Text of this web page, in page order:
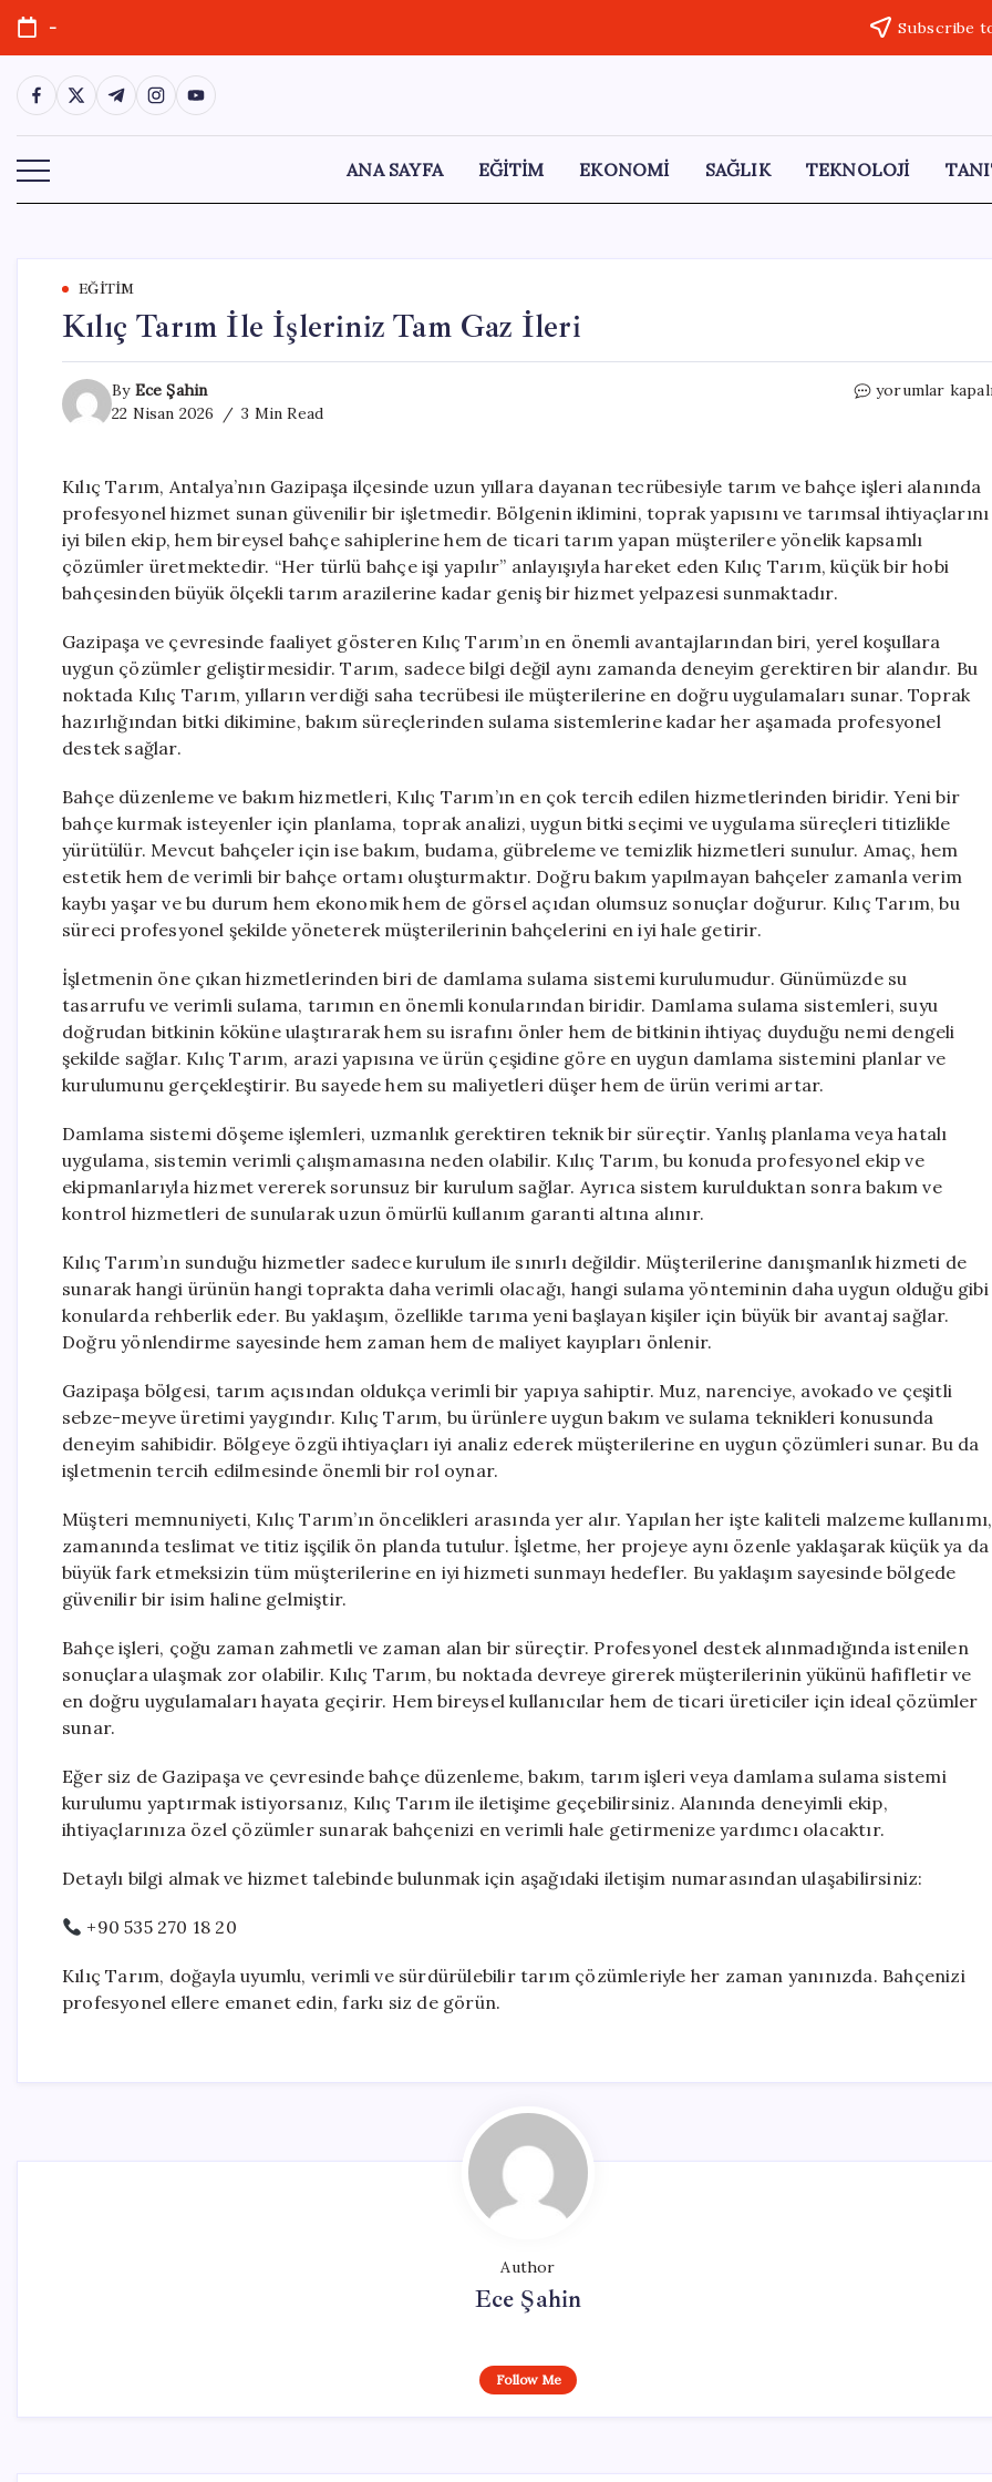
Skip
content
- Subscribe
https://www.facebook.com/
https://twitter.com/
https://t.me/
https://www.instagram.com/
https://youtube.com/
ANA SAYFA EĞİTİM EKONOMİ SAĞLIK TEKNOLOJİ
EĞITIM
Kılıç Tarım İle İşleriniz Tam Gaz İleri
By Ece Şahin
22 Nisan 2026
3 Min Read
Kılıç
Tam
Gaz
için
yorumlar
Kılıç Tarım, Antalya’nın Gazipaşa ilçesinde uzun yıllara dayanan tecrübesiyle tarım ve bahçe işleri alanında
profesyonel hizmet sunan güvenilir bir işletmedir. Bölgenin iklimini, toprak yapısını ve tarımsal ihtiyaçlarını
iyi bilen ekip, hem bireysel bahçe sahiplerine hem de ticari tarım yapan müşterilere yönelik kapsamlı
çözümler üretmektedir. “Her türlü bahçe işi yapılır” anlayışıyla hareket eden Kılıç Tarım, küçük bir hobi
bahçesinden büyük ölçekli tarım arazilerine kadar geniş bir hizmet yelpazesi sunmaktadır.
Gazipaşa ve çevresinde faaliyet gösteren Kılıç Tarım’ın en önemli avantajlarından biri, yerel koşullara
uygun çözümler geliştirmesidir. Tarım, sadece bilgi değil aynı zamanda deneyim gerektiren bir alandır. Bu
noktada Kılıç Tarım, yılların verdiği saha tecrübesi ile müşterilerine en doğru uygulamaları sunar. Toprak
hazırlığından bitki dikimine, bakım süreçlerinden sulama sistemlerine kadar her aşamada profesyonel
destek sağlar.
Bahçe düzenleme ve bakım hizmetleri, Kılıç Tarım’ın en çok tercih edilen hizmetlerinden biridir. Yeni bir
bahçe kurmak isteyenler için planlama, toprak analizi, uygun bitki seçimi ve uygulama süreçleri titizlikle
yürütülür. Mevcut bahçeler için ise bakım, budama, gübreleme ve temizlik hizmetleri sunulur. Amaç, hem
estetik hem de verimli bir bahçe ortamı oluşturmaktır. Doğru bakım yapılmayan bahçeler zamanla verim
kaybı yaşar ve bu durum hem ekonomik hem de görsel açıdan olumsuz sonuçlar doğurur. Kılıç Tarım, bu
süreci profesyonel şekilde yöneterek müşterilerinin bahçelerini en iyi hale getirir.
İşletmenin öne çıkan hizmetlerinden biri de damlama sulama sistemi kurulumudur. Günümüzde su
tasarrufu ve verimli sulama, tarımın en önemli konularından biridir. Damlama sulama sistemleri, suyu
doğrudan bitkinin köküne ulaştırarak hem su israfını önler hem de bitkinin ihtiyaç duyduğu nemi dengeli
şekilde sağlar. Kılıç Tarım, arazi yapısına ve ürün çeşidine göre en uygun damlama sistemini planlar ve
kurulumunu gerçekleştirir. Bu sayede hem su maliyetleri düşer hem de ürün verimi artar.
Damlama sistemi döşeme işlemleri, uzmanlık gerektiren teknik bir süreçtir. Yanlış planlama veya hatalı
uygulama, sistemin verimli çalışmamasına neden olabilir. Kılıç Tarım, bu konuda profesyonel ekip ve
ekipmanlarıyla hizmet vererek sorunsuz bir kurulum sağlar. Ayrıca sistem kurulduktan sonra bakım ve
kontrol hizmetleri de sunularak uzun ömürlü kullanım garanti altına alınır.
Kılıç Tarım’ın sunduğu hizmetler sadece kurulum ile sınırlı değildir. Müşterilerine danışmanlık hizmeti de
sunarak hangi ürünün hangi toprakta daha verimli olacağı, hangi sulama yönteminin daha uygun olduğu gibi
konularda rehberlik eder. Bu yaklaşım, özellikle tarıma yeni başlayan kişiler için büyük bir avantaj sağlar.
Doğru yönlendirme sayesinde hem zaman hem de maliyet kayıpları önlenir.
Gazipaşa bölgesi, tarım açısından oldukça verimli bir yapıya sahiptir. Muz, narenciye, avokado ve çeşitli
sebze-meyve üretimi yaygındır. Kılıç Tarım, bu ürünlere uygun bakım ve sulama teknikleri konusunda
deneyim sahibidir. Bölgeye özgü ihtiyaçları iyi analiz ederek müşterilerine en uygun çözümleri sunar. Bu da
işletmenin tercih edilmesinde önemli bir rol oynar.
Müşteri memnuniyeti, Kılıç Tarım’ın öncelikleri arasında yer alır. Yapılan her işte kaliteli malzeme kullanımı,
zamanında teslimat ve titiz işçilik ön planda tutulur. İşletme, her projeye aynı özenle yaklaşarak küçük ya da
büyük fark etmeksizin tüm müşterilerine en iyi hizmeti sunmayı hedefler. Bu yaklaşım sayesinde bölgede
güvenilir bir isim haline gelmiştir.
Bahçe işleri, çoğu zaman zahmetli ve zaman alan bir süreçtir. Profesyonel destek alınmadığında istenilen
sonuçlara ulaşmak zor olabilir. Kılıç Tarım, bu noktada devreye girerek müşterilerinin yükünü hafifletir ve
en doğru uygulamaları hayata geçirir. Hem bireysel kullanıcılar hem de ticari üreticiler için ideal çözümler
sunar.
Eğer siz de Gazipaşa ve çevresinde bahçe düzenleme, bakım, tarım işleri veya damlama sulama sistemi
kurulumu yaptırmak istiyorsanız, Kılıç Tarım ile iletişime geçebilirsiniz. Alanında deneyimli ekip,
ihtiyaçlarınıza özel çözümler sunarak bahçenizi en verimli hale getirmenize yardımcı olacaktır.
Detaylı bilgi almak ve hizmet talebinde bulunmak için aşağıdaki iletişim numarasından ulaşabilirsiniz:
+90 535 270 18 20
Kılıç Tarım, doğayla uyumlu, verimli ve sürdürülebilir tarım çözümleriyle her zaman yanınızda. Bahçenizi
profesyonel ellere emanet edin, farkı siz de görün.
Author
Ece Şahin
Follow Me